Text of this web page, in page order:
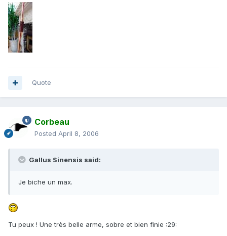
Quote
Corbeau
Posted April 8, 2006
Gallus Sinensis said:
Je biche un max.
Tu peux ! Une très belle arme, sobre et bien finie :29: